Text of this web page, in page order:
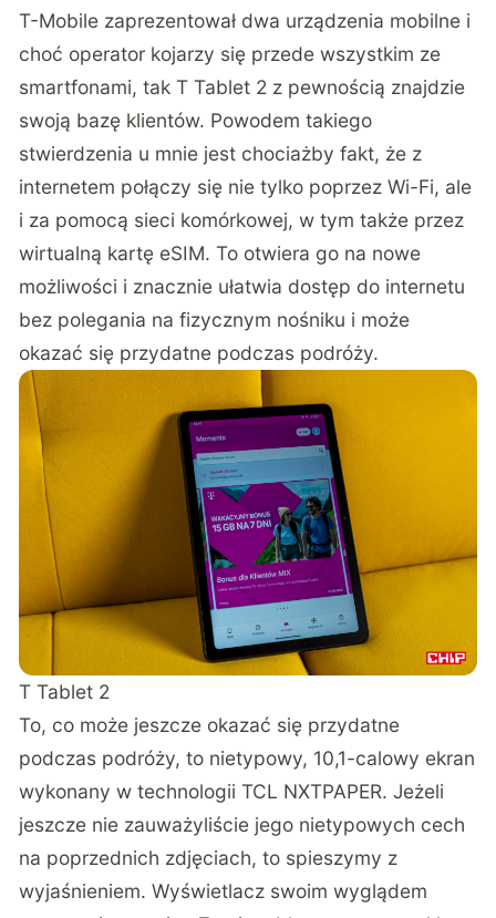
T-Mobile zaprezentował dwa urządzenia mobilne i
choć operator kojarzy się przede wszystkim ze
smartfonami, tak T Tablet 2 z pewnością znajdzie
swoją bazę klientów. Powodem takiego
stwierdzenia u mnie jest chociażby fakt, że z
internetem połączy się nie tylko poprzez Wi-Fi, ale
i za pomocą sieci komórkowej, w tym także przez
wirtualną kartę eSIM. To otwiera go na nowe
możliwości i znacznie ułatwia dostęp do internetu
bez polegania na fizycznym nośniku i może
okazać się przydatne podczas podróży.
T Tablet 2
To, co może jeszcze okazać się przydatne
podczas podróży, to nietypowy, 10,1-calowy ekran
wykonany w technologii TCL NXTPAPER. Jeżeli
jeszcze nie zauważyliście jego nietypowych cech
na poprzednich zdjęciach, to spieszymy z
wyjaśnieniem. Wyświetlacz swoim wyglądem